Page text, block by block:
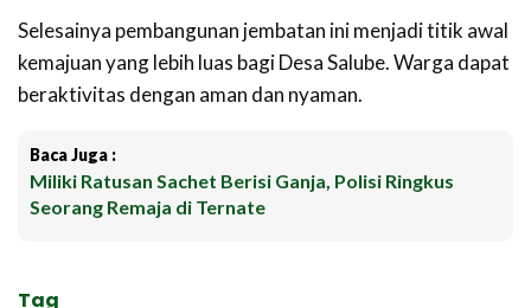
Selesainya pembangunan jembatan ini menjadi titik awal
kemajuan yang lebih luas bagi Desa Salube. Warga dapat
beraktivitas dengan aman dan nyaman.
Baca Juga :
Miliki Ratusan Sachet Berisi Ganja, Polisi Ringkus
Seorang Remaja di Ternate
Tag